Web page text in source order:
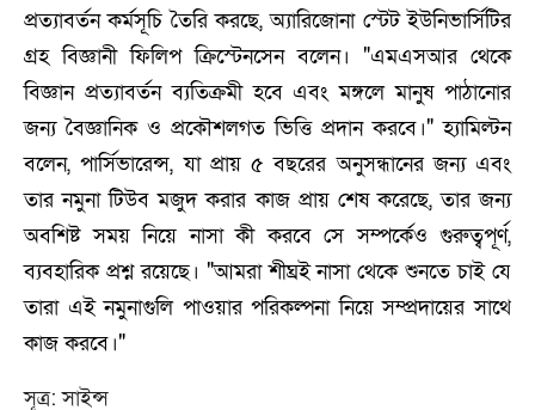
প্রত্যাবর্তন কর্মসূচি তৈরি করছে, অ্যারিজোনা স্টেট ইউনিভার্সিটির
গ্রহ বিজ্ঞানী ফিলিপ ক্রিস্টেনসেন বলেন। "এমএসআর থেকে
বিজ্ঞান প্রত্যাবর্তন ব্যতিক্রমী হবে এবং মঙ্গলে মানুষ পাঠানোর
জন্য বৈজ্ঞানিক ও প্রকৌশলগত ভিত্তি প্রদান করবে।" হ্যামিল্টন
বলেন, পার্সিভারেন্স, যা প্রায় ৫ বছরের অনুসন্ধানের জন্য এবং
তার নমুনা টিউব মজুদ করার কাজ প্রায় শেষ করেছে, তার জন্য
অবশিষ্ট সময় নিয়ে নাসা কী করবে সে সম্পর্কেও গুরুত্বপূর্ণ,
ব্যবহারিক প্রশ্ন রয়েছে। "আমরা শীঘ্রই নাসা থেকে শুনতে চাই যে
তারা এই নমুনাগুলি পাওয়ার পরিকল্পনা নিয়ে সম্প্রদায়ের সাথে
কাজ করবে।"
সূত্র: সাইন্স